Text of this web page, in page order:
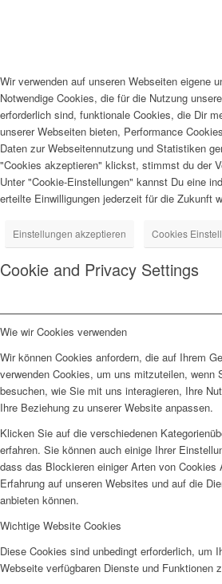
Wir verwenden auf unseren Webseiten eigene
Notwendige Cookies, die für die Nutzung
erforderlich sind, funktionale Cookies, die Dir
unserer Webseiten bieten, Performance
Daten zur Webseitennutzung und Statistiken
"Cookies akzeptieren" klickst, stimmst du der
Unter "Cookie-Einstellungen" kannst Du eine
erteilte Einwilligungen jederzeit für die Zukunft
Einstellungen akzeptieren Cookies
Cookie and Privacy Settings
Wie wir Cookies verwenden
Wir können Cookies anfordern, die auf Ihrem
verwenden Cookies, um uns mitzuteilen, wenn
besuchen, wie Sie mit uns interagieren, Ihre
Ihre Beziehung zu unserer Website anpassen.
Klicken Sie auf die verschiedenen
erfahren. Sie können auch einige Ihrer
dass das Blockieren einiger Arten von Cookies
Erfahrung auf unseren Websites und auf die
anbieten können.
Wichtige Website Cookies
Diese Cookies sind unbedingt erforderlich, um
Webseite verfügbaren Dienste und Funktionen